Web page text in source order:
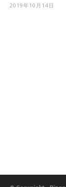
2019年10月14日